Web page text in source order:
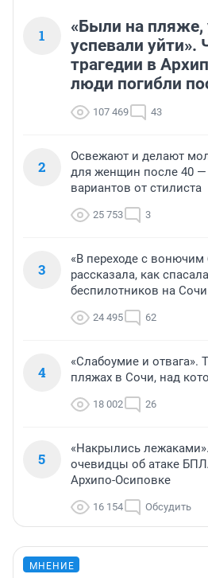
1
«Были на пляже,
успевали уйти».
трагедии в
люди погибли
107 469 43
2
Освежают и делают
для женщин после 40 —
вариантов от стилиста
25 753 3
3
«В переходе с
рассказала, как
беспилотников на Сочи
24 495 62
4
«Слабоумие и отвага».
пляжах в Сочи, над
18 002 26
5
«Накрылись
очевидцы об атаке
Архипо-Осиповке
16 154 Обсудить
МНЕНИЕ